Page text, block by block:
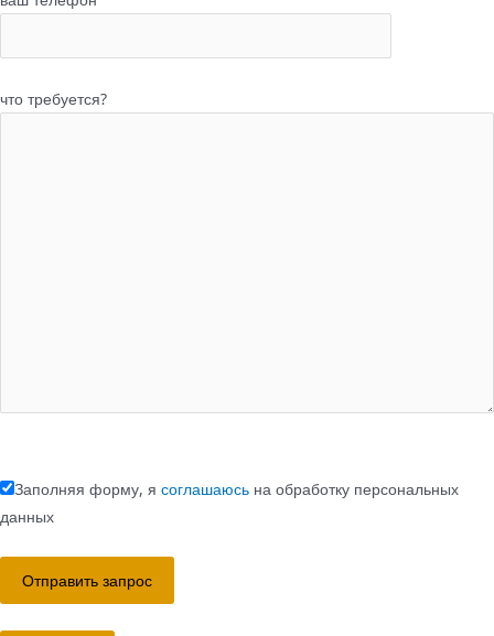
что требуется?
Заполняя форму, я соглашаюсь на обработку персональных
данных